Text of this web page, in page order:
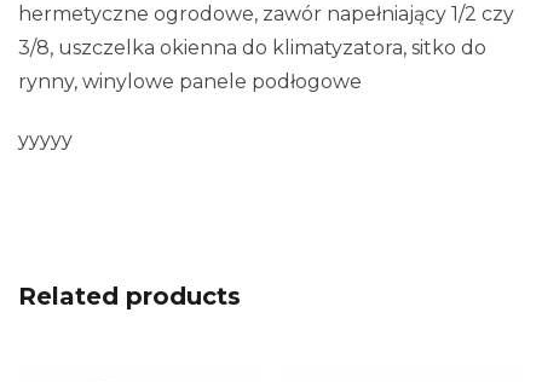
hermetyczne ogrodowe, zawór napełniający 1/2 czy
3/8, uszczelka okienna do klimatyzatora, sitko do
rynny, winylowe panele podłogowe
yyyyy
Related products